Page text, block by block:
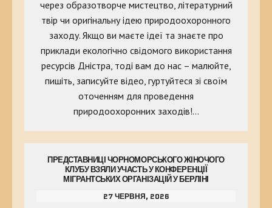
через образотворче мистецтво, літературний
твір чи оригінальну ідею природоохоронного
заходу. Якщо ви маєте ідеї та знаєте про
приклади екологічно свідомого використання
ресурсів Дністра, тоді вам до нас – малюйте,
пишіть, записуйте відео, гуртуйтеся зі своїм
оточенням для проведення
природоохоронних заходів!…
ПРЕДСТАВНИЦІ ЧОРНОМОРСЬКОГО ЖІНОЧОГО
КЛУБУ ВЗЯЛИ УЧАСТЬ У КОНФЕРЕНЦІЇ
МІГРАНТСЬКИХ ОРГАНІЗАЦІЙ У БЕРЛІНІ
27 ЧЕРВНЯ, 2026